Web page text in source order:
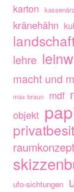
karton
kränehähn
lehre
macht und
max braun mdf
objekt
raumkonzept
ufo-sichtungen